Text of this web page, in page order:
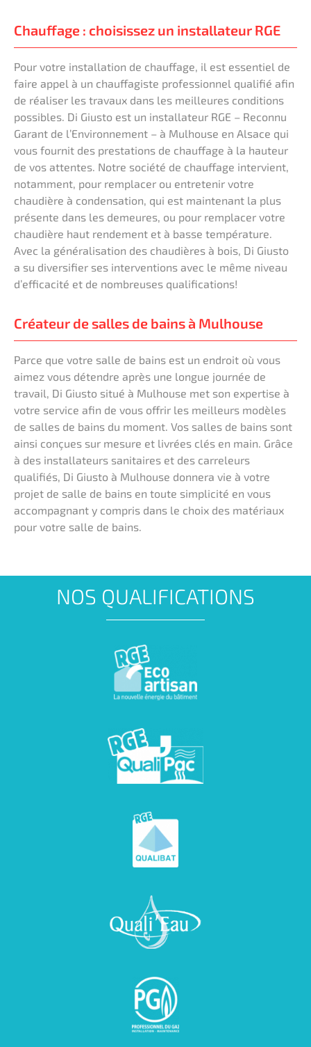
Chauffage : choisissez un installateur RGE
Pour votre installation de chauffage, il est essentiel de
faire appel à un chauffagiste professionnel qualifié afin
de réaliser les travaux dans les meilleures conditions
possibles. Di Giusto est un installateur RGE – Reconnu
Garant de l’Environnement – à Mulhouse en Alsace qui
vous fournit des prestations de chauffage à la hauteur
de vos attentes. Notre société de chauffage intervient,
notamment, pour remplacer ou entretenir votre
chaudière à condensation, qui est maintenant la plus
présente dans les demeures, ou pour remplacer votre
chaudière haut rendement et à basse température.
Avec la généralisation des chaudières à bois, Di Giusto
a su diversifier ses interventions avec le même niveau
d’efficacité et de nombreuses qualifications!
Créateur de salles de bains à Mulhouse
Parce que votre salle de bains est un endroit où vous
aimez vous détendre après une longue journée de
travail, Di Giusto situé à Mulhouse met son expertise à
votre service afin de vous offrir les meilleurs modèles
de salles de bains du moment. Vos salles de bains sont
ainsi conçues sur mesure et livrées clés en main. Grâce
à des installateurs sanitaires et des carreleurs
qualifiés, Di Giusto à Mulhouse donnera vie à votre
projet de salle de bains en toute simplicité en vous
accompagnant y compris dans le choix des matériaux
pour votre salle de bains.
NOS QUALIFICATIONS